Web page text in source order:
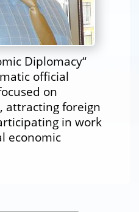
Diplomacy“
official
on
attracting foreign
in work
economic